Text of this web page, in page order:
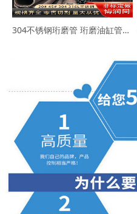
304不锈钢珩磨管 珩磨油缸管63*73 80*89